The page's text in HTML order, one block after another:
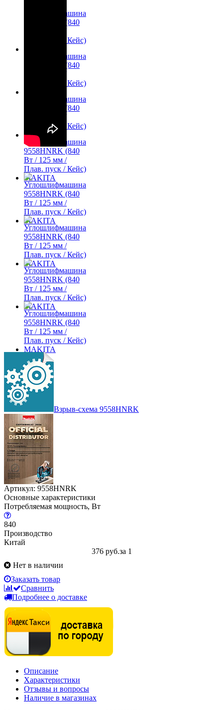
Взрыв-схема 9558HNRK
Артикул: 9558HNRK
Основные характеристики
Потребляемая мощность, Вт
840
Производство
Китай
376 руб.за 1
Нет в наличии
Заказать товар
Сравнить
Подробнее о доставке
Описание
Характеристики
Отзывы и вопросы
Наличие в магазинах